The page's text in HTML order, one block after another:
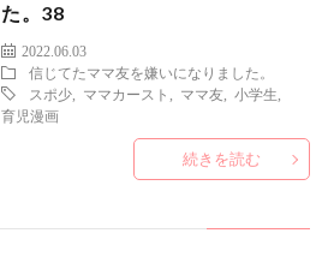
た。38
2022.06.03
信じてたママ友を嫌いになりました。
スポ少
ママカースト ママ友 ,小学生
育児漫画
続きを読む